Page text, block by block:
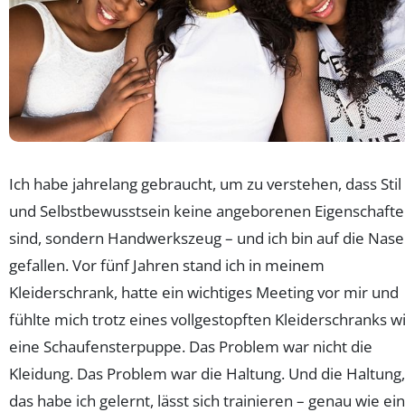
Ich habe jahrelang gebraucht, um zu verstehen, dass Stil
und Selbstbewusstsein keine angeborenen
sind, sondern Handwerkszeug – und ich bin auf die Nase
gefallen. Vor fünf Jahren stand ich in meinem
Kleiderschrank, hatte ein wichtiges Meeting vor mir und
fühlte mich trotz eines vollgestopften Kleiderschranks
eine Schaufensterpuppe. Das Problem war nicht die
Kleidung. Das Problem war die Haltung. Und die Haltung,
das habe ich gelernt, lässt sich trainieren – genau wie ein